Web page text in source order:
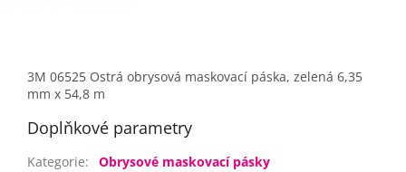
3M 06525 Ostrá obrysová maskovací páska, zelená 6,35
mm x 54,8 m
Doplňkové parametry
Kategorie:
Obrysové maskovací pásky